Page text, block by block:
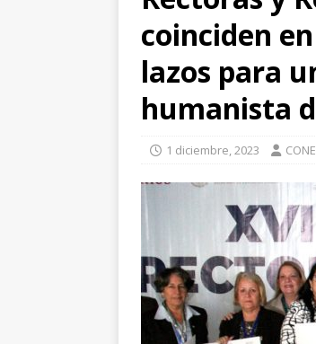
coinciden
lazos para
humanista
1 diciembre, 2023